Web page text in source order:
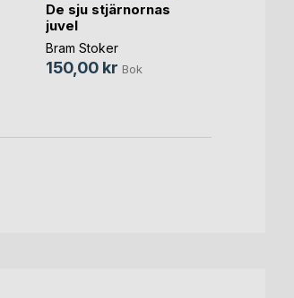
De sju stjärnornas
juvel
Bram Stoker
150,00 kr Bok